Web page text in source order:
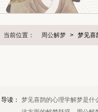
当前位置： 周公解梦 > 梦见喜
导读：
梦见喜鹊的心理学解梦是什